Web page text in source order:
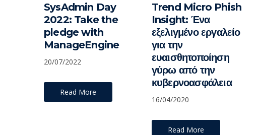
SysAdmin Day
2022: Take the
pledge with
ManageEngine
20/07/2022
Read More
Trend Micro Phish
Insight: Ένα
εξελιγμένο εργαλείο
για την
ευαισθητοποίηση
γύρω από την
κυβερνοασφάλεια
16/04/2020
Read More